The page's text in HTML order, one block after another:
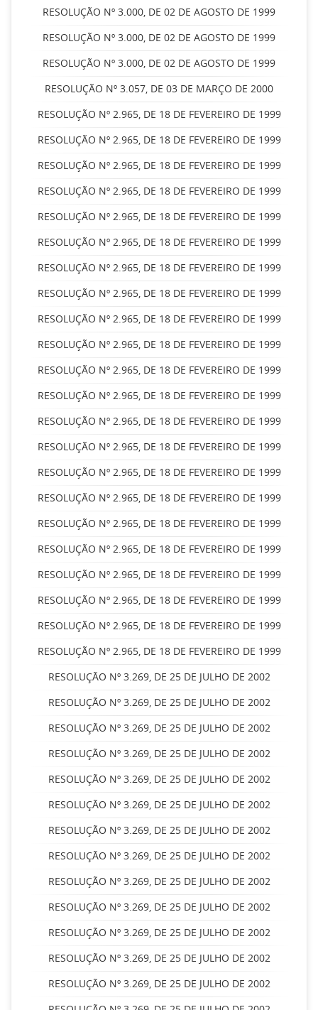
RESOLUÇÃO Nº 3.000, DE 02 DE AGOSTO DE 1999
RESOLUÇÃO Nº 3.000, DE 02 DE AGOSTO DE 1999
RESOLUÇÃO Nº 3.000, DE 02 DE AGOSTO DE 1999
RESOLUÇÃO Nº 3.057, DE 03 DE MARÇO DE 2000
RESOLUÇÃO Nº 2.965, DE 18 DE FEVEREIRO DE 1999
RESOLUÇÃO Nº 2.965, DE 18 DE FEVEREIRO DE 1999
RESOLUÇÃO Nº 2.965, DE 18 DE FEVEREIRO DE 1999
RESOLUÇÃO Nº 2.965, DE 18 DE FEVEREIRO DE 1999
RESOLUÇÃO Nº 2.965, DE 18 DE FEVEREIRO DE 1999
RESOLUÇÃO Nº 2.965, DE 18 DE FEVEREIRO DE 1999
RESOLUÇÃO Nº 2.965, DE 18 DE FEVEREIRO DE 1999
RESOLUÇÃO Nº 2.965, DE 18 DE FEVEREIRO DE 1999
RESOLUÇÃO Nº 2.965, DE 18 DE FEVEREIRO DE 1999
RESOLUÇÃO Nº 2.965, DE 18 DE FEVEREIRO DE 1999
RESOLUÇÃO Nº 2.965, DE 18 DE FEVEREIRO DE 1999
RESOLUÇÃO Nº 2.965, DE 18 DE FEVEREIRO DE 1999
RESOLUÇÃO Nº 2.965, DE 18 DE FEVEREIRO DE 1999
RESOLUÇÃO Nº 2.965, DE 18 DE FEVEREIRO DE 1999
RESOLUÇÃO Nº 2.965, DE 18 DE FEVEREIRO DE 1999
RESOLUÇÃO Nº 2.965, DE 18 DE FEVEREIRO DE 1999
RESOLUÇÃO Nº 2.965, DE 18 DE FEVEREIRO DE 1999
RESOLUÇÃO Nº 2.965, DE 18 DE FEVEREIRO DE 1999
RESOLUÇÃO Nº 2.965, DE 18 DE FEVEREIRO DE 1999
RESOLUÇÃO Nº 2.965, DE 18 DE FEVEREIRO DE 1999
RESOLUÇÃO Nº 2.965, DE 18 DE FEVEREIRO DE 1999
RESOLUÇÃO Nº 2.965, DE 18 DE FEVEREIRO DE 1999
RESOLUÇÃO Nº 3.269, DE 25 DE JULHO DE 2002
RESOLUÇÃO Nº 3.269, DE 25 DE JULHO DE 2002
RESOLUÇÃO Nº 3.269, DE 25 DE JULHO DE 2002
RESOLUÇÃO Nº 3.269, DE 25 DE JULHO DE 2002
RESOLUÇÃO Nº 3.269, DE 25 DE JULHO DE 2002
RESOLUÇÃO Nº 3.269, DE 25 DE JULHO DE 2002
RESOLUÇÃO Nº 3.269, DE 25 DE JULHO DE 2002
RESOLUÇÃO Nº 3.269, DE 25 DE JULHO DE 2002
RESOLUÇÃO Nº 3.269, DE 25 DE JULHO DE 2002
RESOLUÇÃO Nº 3.269, DE 25 DE JULHO DE 2002
RESOLUÇÃO Nº 3.269, DE 25 DE JULHO DE 2002
RESOLUÇÃO Nº 3.269, DE 25 DE JULHO DE 2002
RESOLUÇÃO Nº 3.269, DE 25 DE JULHO DE 2002